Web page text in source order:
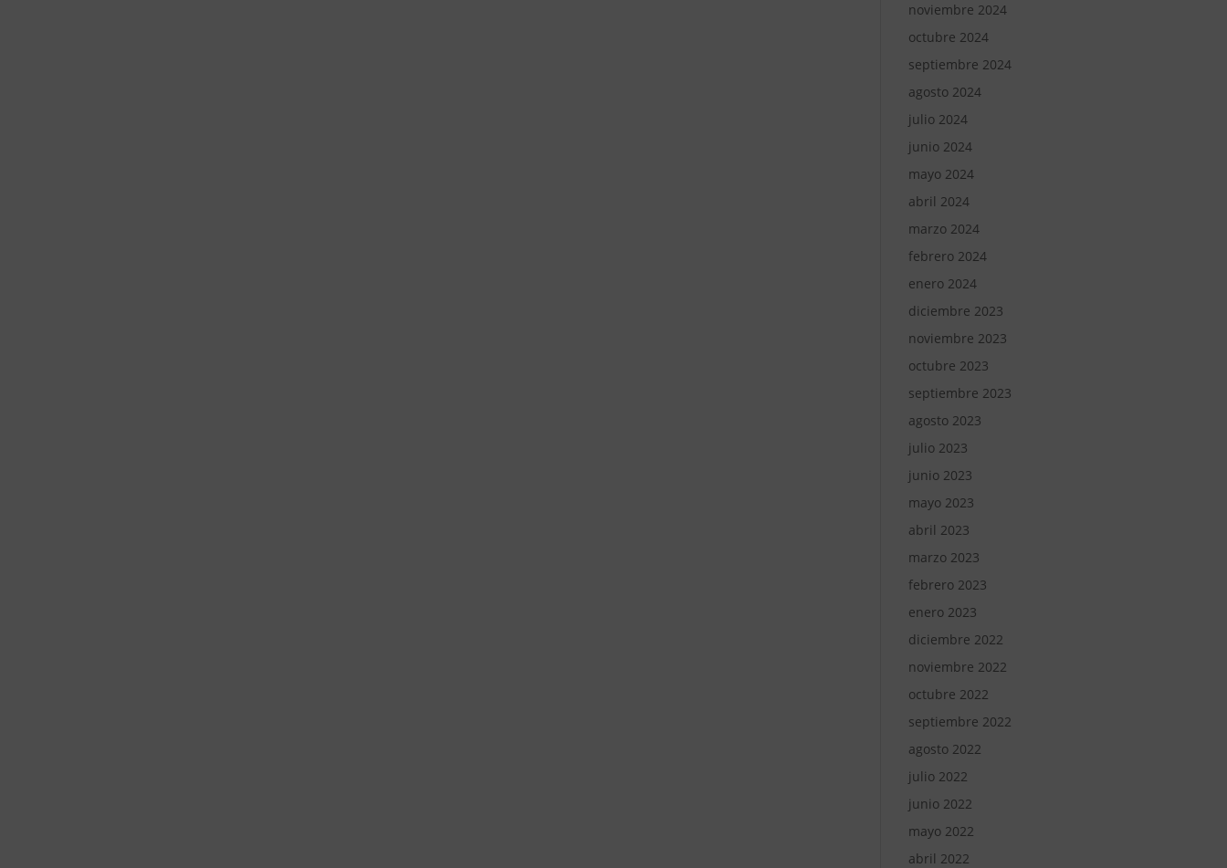
noviembre 2024
octubre 2024
septiembre 2024
agosto 2024
julio 2024
junio 2024
mayo 2024
abril 2024
marzo 2024
febrero 2024
enero 2024
diciembre 2023
noviembre 2023
octubre 2023
septiembre 2023
agosto 2023
julio 2023
junio 2023
mayo 2023
abril 2023
marzo 2023
febrero 2023
enero 2023
diciembre 2022
noviembre 2022
octubre 2022
septiembre 2022
agosto 2022
julio 2022
junio 2022
mayo 2022
abril 2022